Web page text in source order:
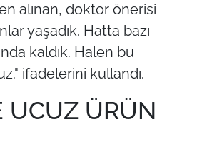
alınan, doktor önerisi
yaşadık. Hatta bazı
kaldık. Halen bu
ifadelerini kullandı.
UCUZ ÜRÜN